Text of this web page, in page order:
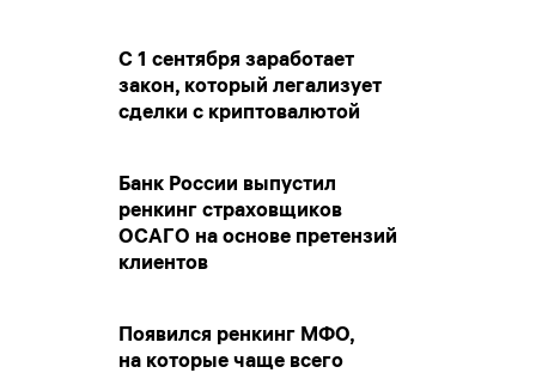
С 1 сентября заработает
закон, который легализует
сделки с криптовалютой
Банк России выпустил
ренкинг страховщиков
ОСАГО на основе претензий
клиентов
Появился ренкинг МФО,
на которые чаще всего